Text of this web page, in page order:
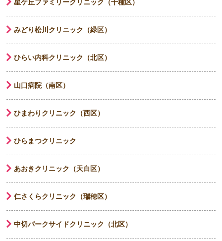
星ケ丘ファミリークリニック（千種区）
みどり松川クリニック（緑区）
ひらい内科クリニック（北区）
山口病院（南区）
ひまわりクリニック（西区）
ひらまつクリニック
あおきクリニック（天白区）
仁さくらクリニック（瑞穂区）
中切パークサイドクリニック（北区）